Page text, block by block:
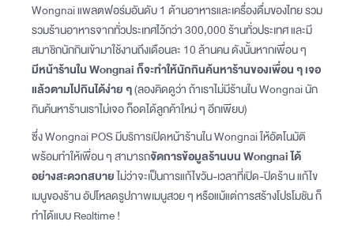
Wongnai แพลตฟอร์มอันดับ 1 ด้านอาหารและเครื่องดื่มของไทย รวม
รวมร้านอาหารจากทั่วประเทศไว้กว่า 300,000 ร้านทั่วประเทศ และมี
สมาชิกนักกินเข้ามาใช้งานถึงเดือนละ 10 ล้านคน ดังนั้นหากเพื่อน ๆ
มีหน้าร้านใน Wongnai ก็จะทำให้นักกินค้นหาร้านของเพื่อน ๆ เจอ
แล้วตามไปกินได้ง่าย ๆ(ลองคิดดูว่า ถ้าเราไม่มีร้านใน Wongnai นัก
กินค้นหาร้านเราไม่เจอ ก็อดได้ลูกค้าใหม่ ๆ อีกเพียบ)
ซึ่ง Wongnai POS มีบริการเปิดหน้าร้านใน Wongnai ให้อัตโนมัติ
พร้อมทำให้เพื่อน ๆ สามารถจัดการข้อมูลร้านบน Wongnai ได้
อย่างสะดวกสบายไม่ว่าจะเป็นการแก้ไขวัน-เวลาที่เปิด-ปิดร้าน แก้ไข
เมนูของร้าน อัปโหลดรูปภาพเมนูสวย ๆ หรือแม้แต่การสร้างโปรโมชัน ก็
ทำได้แบบ Realtime !